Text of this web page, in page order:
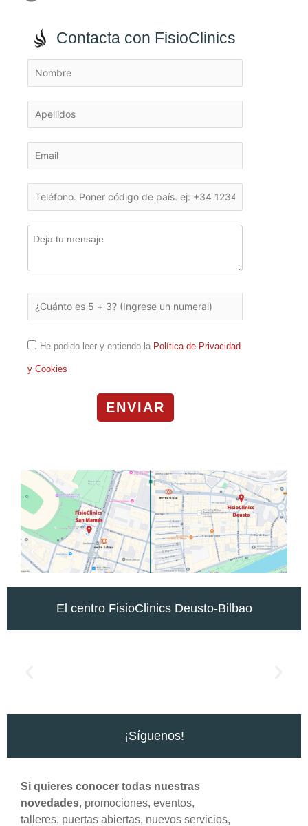
Contacta con FisioClinics
He podido leer y entiendo la Política de Privacidad
y Cookies
ENVIAR
El centro FisioClinics Deusto-Bilbao
¡Síguenos!
Si quieres conocer todas nuestras
novedades, promociones, eventos,
talleres, puertas abiertas, nuevos servicios,